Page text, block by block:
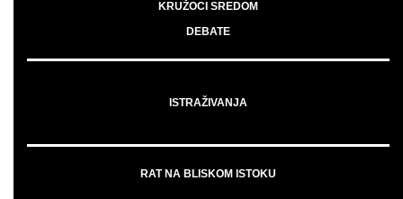
KRUŽOCI SREDOM
DEBATE
ISTRAŽIVANJA
RAT NA BLISKOM ISTOKU